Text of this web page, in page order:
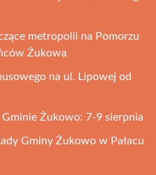
metropolii na Pomorzu
Żukowa
na ul. Lipowej od
Żukowo: 7-9 sierpnia
Gminy Żukowo w Pałacu